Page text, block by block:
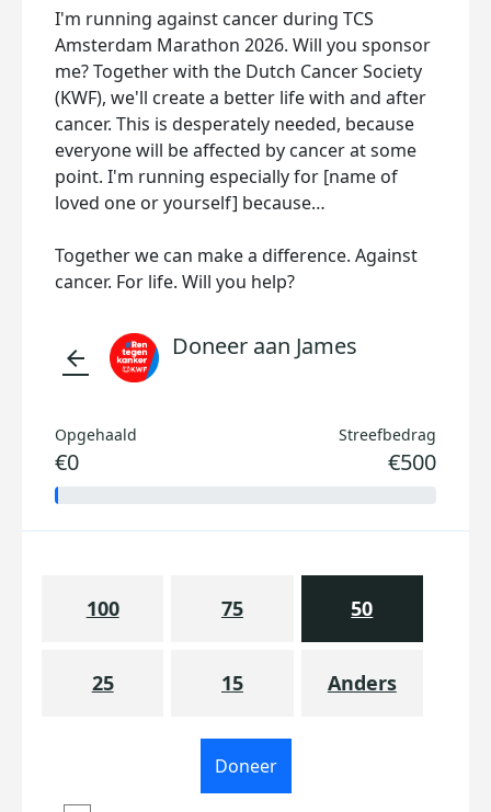
I'm running against cancer during TCS
Amsterdam Marathon 2026. Will you sponsor
me? Together with the Dutch Cancer Society
(KWF), we'll create a better life with and after
cancer. This is desperately needed, because
everyone will be affected by cancer at some
point. I'm running especially for [name of
loved one or yourself] because…
Together we can make a difference. Against
cancer. For life. Will you help?
arrow_back Doneer aan James
Opgehaald
€0
Streefbedrag
€500
100 75 50
25 15 Anders
Doneer